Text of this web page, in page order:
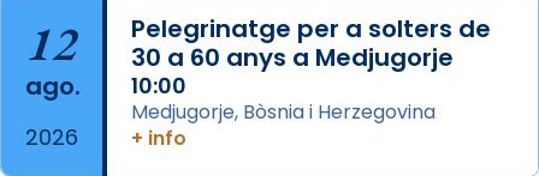
Foto
View on Facebook ·
12
ago.
2026
Pelegrinatge per a solters de
30 a 60 anys a Medjugorje
10:00
Medjugorje, Bòsnia i Herzegovina
+ info